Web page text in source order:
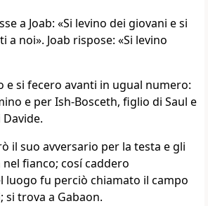
a Joab: «Si levino dei giovani e si
a noi». Joab rispose: «Si levino
e si fecero avanti in ugual numero:
e per Ish-Bosceth, figlio di Saul e
il suo avversario per la testa e gli
fianco; cosí caddero
luogo fu perciò chiamato il campo
trova a Gabaon.